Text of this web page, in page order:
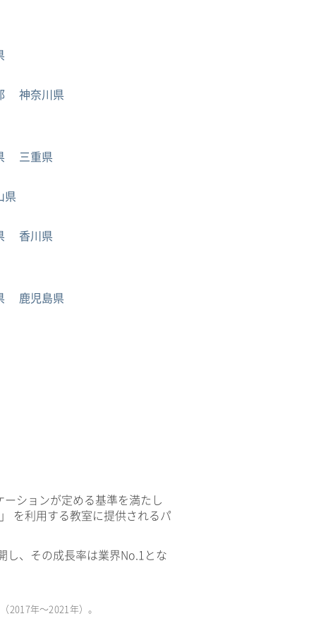
神奈川県
三重県
県
香川県
鹿児島県
ションが定める基準を満たし
を利用する教室に提供されるパ
し、その成長率は業界No.1とな
2017年〜2021年）。